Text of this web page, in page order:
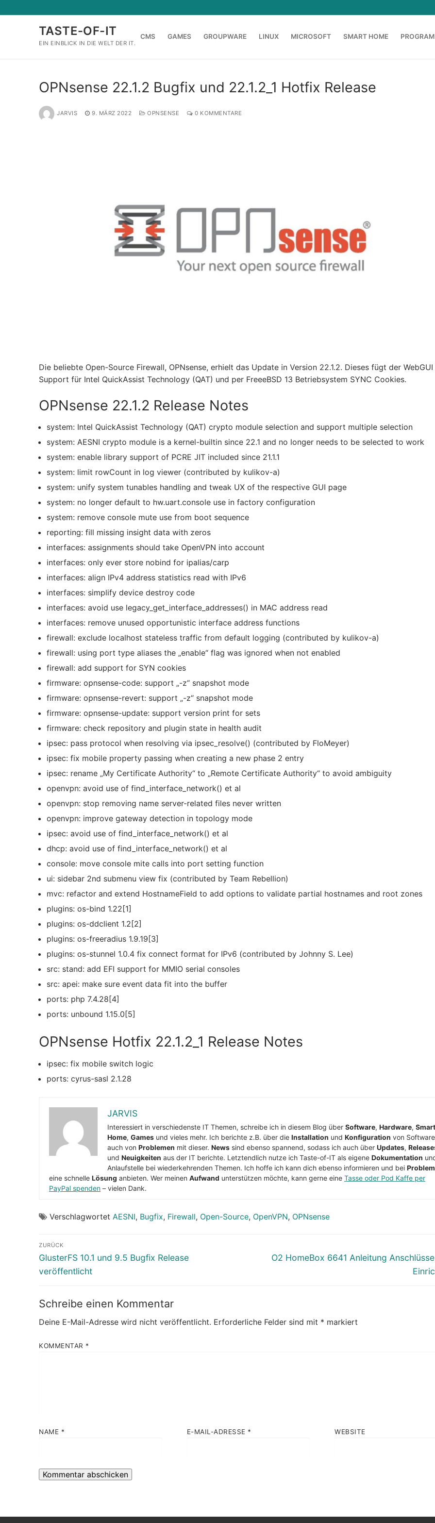
Inhalt
TASTE-OF-IT
EIN EINBLICK IN DIE WELT DER IT.
CMS GAMES GROUPWARE LINUX MICROSOFT SMART HOME
OPNsense 22.1.2 Bugfix und 22.1.2_1 Hotfix Release
JARVIS 9. MÄRZ 2022 OPNSENSE 0 KOMMENTARE
Die beliebte Open-Source Firewall, OPNsense, erhielt das Update in Version 22.1.2. Dieses fügt der WebGUI
Support für Intel QuickAssist Technology (QAT) und per FreeeBSD 13 Betriebsystem SYNC Cookies.
OPNsense 22.1.2 Release Notes
system: Intel QuickAssist Technology (QAT) crypto module selection and support multiple selection
system: AESNI crypto module is a kernel-builtin since 22.1 and no longer needs to be selected to work
system: enable library support of PCRE JIT included since 21.1.1
system: limit rowCount in log viewer (contributed by kulikov-a)
system: unify system tunables handling and tweak UX of the respective GUI page
system: no longer default to hw.uart.console use in factory configuration
system: remove console mute use from boot sequence
reporting: fill missing insight data with zeros
interfaces: assignments should take OpenVPN into account
interfaces: only ever store nobind for ipalias/carp
interfaces: align IPv4 address statistics read with IPv6
interfaces: simplify device destroy code
interfaces: avoid use legacy_get_interface_addresses() in MAC address read
interfaces: remove unused opportunistic interface address functions
firewall: exclude localhost stateless traffic from default logging (contributed by kulikov-a)
firewall: using port type aliases the „enable“ flag was ignored when not enabled
firewall: add support for SYN cookies
firmware: opnsense-code: support „-z“ snapshot mode
firmware: opnsense-revert: support „-z“ snapshot mode
firmware: opnsense-update: support version print for sets
firmware: check repository and plugin state in health audit
ipsec: pass protocol when resolving via ipsec_resolve() (contributed by FloMeyer)
ipsec: fix mobile property passing when creating a new phase 2 entry
ipsec: rename „My Certificate Authority“ to „Remote Certificate Authority“ to avoid ambiguity
openvpn: avoid use of find_interface_network() et al
openvpn: stop removing name server-related files never written
openvpn: improve gateway detection in topology mode
ipsec: avoid use of find_interface_network() et al
dhcp: avoid use of find_interface_network() et al
console: move console mite calls into port setting function
ui: sidebar 2nd submenu view fix (contributed by Team Rebellion)
mvc: refactor and extend HostnameField to add options to validate partial hostnames and root zones
plugins: os-bind 1.22[1]
plugins: os-ddclient 1.2[2]
plugins: os-freeradius 1.9.19[3]
plugins: os-stunnel 1.0.4 fix connect format for IPv6 (contributed by Johnny S. Lee)
src: stand: add EFI support for MMIO serial consoles
src: apei: make sure event data fit into the buffer
ports: php 7.4.28[4]
ports: unbound 1.15.0[5]
OPNsense Hotfix 22.1.2_1 Release Notes
ipsec: fix mobile switch logic
ports: cyrus-sasl 2.1.28
JARVIS
Interessiert in verschiedenste IT Themen, schreibe ich in diesem Blog über Software, Hardware, Smart
Home, Games und vieles mehr. Ich berichte z.B. über die Installation und Konfiguration von
auch von Problemen mit dieser. News sind ebenso spannend, sodass ich auch über Updates,
und Neuigkeiten aus der IT berichte. Letztendlich nutze ich Taste-of-IT als eigene Dokumentation
Anlaufstelle bei wiederkehrenden Themen. Ich hoffe ich kann dich ebenso informieren und bei
eine schnelle Lösung anbieten. Wer meinen Aufwand unterstützen möchte, kann gerne eine Tasse oder Pod Kaffe per
PayPal spenden – vielen Dank.
Verschlagwortet AESNI, Bugfix, Firewall, Open-Source, OpenVPN, OPNsense
Beitragsnavigation
ZURÜCK
Vorheriger
Beitrag:
GlusterFS 10.1 und 9.5 Bugfix Release
veröffentlicht
Nächster
O2 HomeBox 6641 Anleitung
Schreibe einen Kommentar
Deine E-Mail-Adresse wird nicht veröffentlicht. Erforderliche Felder sind mit * markiert
KOMMENTAR *
NAME * E-MAIL-ADRESSE * WEBSITE